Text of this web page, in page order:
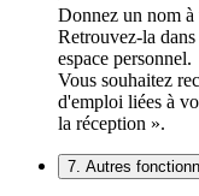
Donnez un nom à
Retrouvez-la
espace personnel.
Vous souhaitez
d'emploi liées à
la réception ».
7. Autres